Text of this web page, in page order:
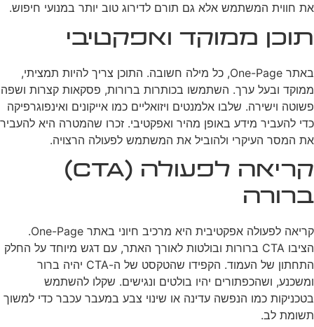
את חווית המשתמש אלא גם תורם לדירוג טוב יותר במנועי חיפוש.
תוכן ממוקד ואפקטיבי
באתר One-Page, כל מילה חשובה. התוכן צריך להיות תמציתי,
ממוקד ובעל ערך. השתמשו בכותרות ברורות, פסקאות קצרות ושפה
פשוטה וישירה. שלבו אלמנטים ויזואליים כמו אייקונים ואינפוגרפיקה
כדי להעביר מידע באופן מהיר ואפקטיבי. זכרו שהמטרה היא להעביר
את המסר העיקרי ולהוביל את המשתמש לפעולה הרצויה.
קריאה לפעולה (CTA)
ברורה
קריאה לפעולה אפקטיבית היא מרכיב חיוני באתר One-Page.
הציבו CTA ברורות ובולטות לאורך האתר, עם דגש מיוחד על החלק
התחתון של העמוד. הקפידו שהטקסט של ה-CTA יהיה ברור
ומשכנע, ושהכפתורים יהיו בולטים ונגישים. שקלו להשתמש
בטכניקות כמו הנפשה עדינה או שינוי צבע במעבר עכבר כדי למשוך
תשומת לב.